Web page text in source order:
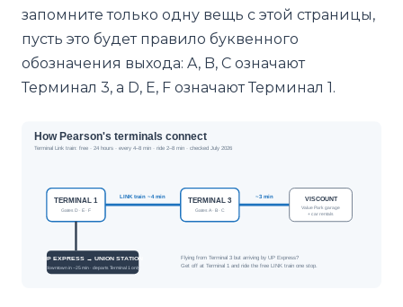
запомните только одну вещь с этой страницы,
пусть это будет правило буквенного
обозначения выхода: A, B, C означают
Терминал 3, а D, E, F означают Терминал 1.